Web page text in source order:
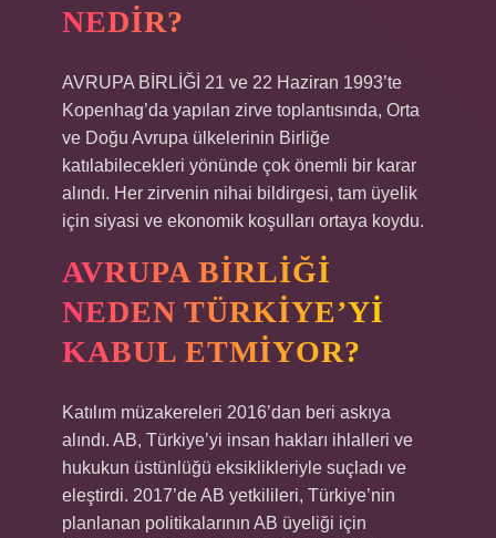
NEDIR?
AVRUPA BİRLİĞİ 21 ve 22 Haziran 1993’te
Kopenhag’da yapılan zirve toplantısında, Orta
ve Doğu Avrupa ülkelerinin Birliğe
katılabilecekleri yönünde çok önemli bir karar
alındı. Her zirvenin nihai bildirgesi, tam üyelik
için siyasi ve ekonomik koşulları ortaya koydu.
AVRUPA BIRLIĞI
NEDEN TÜRKIYE’YI
KABUL ETMIYOR?
Katılım müzakereleri 2016’dan beri askıya
alındı. AB, Türkiye’yi insan hakları ihlalleri ve
hukukun üstünlüğü eksiklikleriyle suçladı ve
eleştirdi. 2017’de AB yetkilileri, Türkiye’nin
planlanan politikalarının AB üyeliği için